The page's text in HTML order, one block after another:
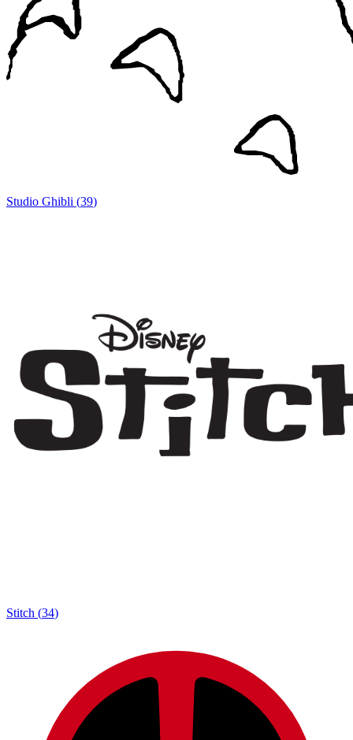
Studio Ghibli (39)
Stitch (34)